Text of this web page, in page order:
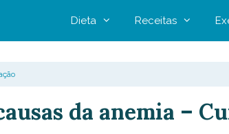
Dieta Receitas
da anemia –